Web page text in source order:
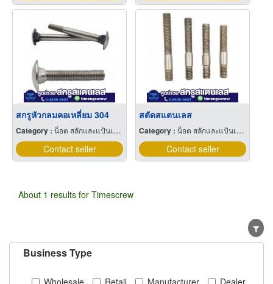
สกรูหัวกลมคอเหลี่ยม 304
Category : น็อต สลักและแป้นเกลียว
Contact seller
สตัดสแตนเลส
Category :น็อต สลักและแป้นเกลียว
Contact seller
About 1 results for Timescrew
Business Type
Wholesale Retail Manufacturer
Dealer